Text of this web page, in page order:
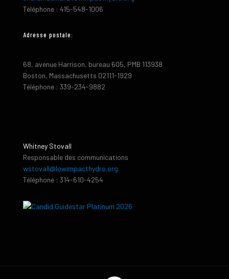
Téléphone : 415-548-1006
Adresse postale:
68, avenue Harrison, bureau 605, PMB 113938
Boston, Massachusetts 02111-1929
Téléphone : 339-234-9882
Whitney Stovall
Responsable des communications
wstovall@lowimpacthydro.org
Téléphone : 314-610-4254